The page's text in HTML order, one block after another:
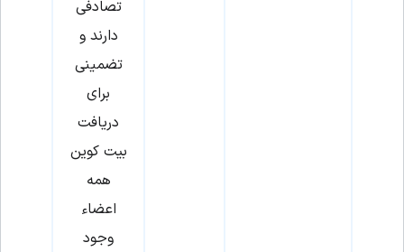
تصادفی
دارند و
تضمینی
برای
دریافت
بیت کوین
همه
اعضاء
وجود